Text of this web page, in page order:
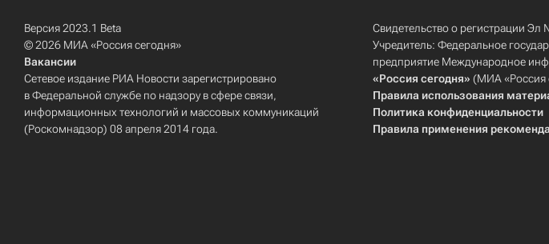
Версия 2023.1 Beta
© 2026 МИА «Россия сегодня»
Вакансии
Сетевое издание РИА Новости зарегистрировано
в Федеральной службе по надзору в сфере связи,
информационных технологий и массовых коммуникаций
(Роскомнадзор) 08 апреля 2014 года.
Свидетельство о регистрации
Учредитель: Федеральное
предприятие Международное
«Россия сегодня» (МИА «Россия
Правила использования
Политика конфиденциальности
Правила применения